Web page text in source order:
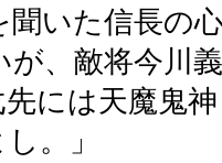
いた信長の
、敵将今川
は天魔鬼神
。」